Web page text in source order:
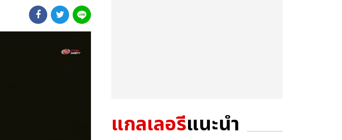
แกลเลอรีแนะนำ